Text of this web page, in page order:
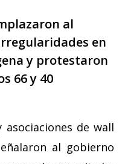
al
en
y protestaron
66 y 40
de wall
al gobierno